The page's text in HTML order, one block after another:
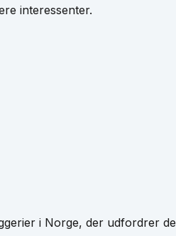
interessenter.
i Norge, der udfordrer de